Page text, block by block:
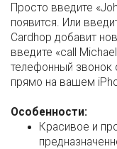
Просто введите
появится. Или
Cardhop добавит
введите «call
телефонный
прямо на вашем
Особенности:
Красивое и